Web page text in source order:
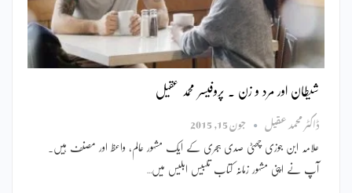
شیطان اور مرد و زن ۔ پروفیسر محمد عقیل
ڈاکٹر محمد عقیل جون 15, 2015
علامہ ابن جوزی چھٹی صدی ہجری کے ایک مشہور عالم، واعظ اور مصنف ہیں۔
آپ نے اپنی مشہور زمانہ کتاب تلبیس ابلیس میں…